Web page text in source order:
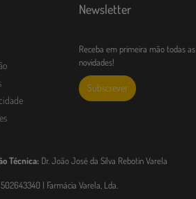
Newsletter
Receba em primeira mão todas as
novidades!
Subscrever
Técnica: Dr. João José da Silva Rebotin Varela
502643340 | Farmácia Varela, Lda.